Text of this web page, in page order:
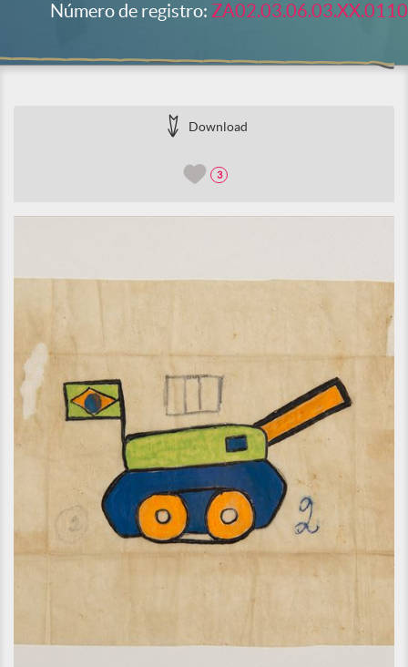
Número de registro: ZA02.03.06.03.XX.0110
Download
3